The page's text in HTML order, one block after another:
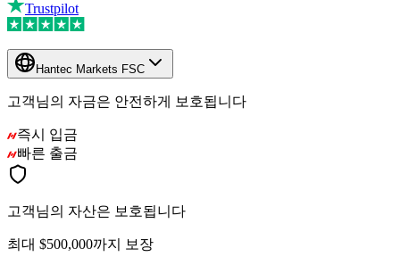
Trustpilot
Hantec Markets FSC
고객님의 자금은 안전하게 보호됩니다
즉시 입금
빠른 출금
고객님의 자산은 보호됩니다
최대 $500,000까지 보장